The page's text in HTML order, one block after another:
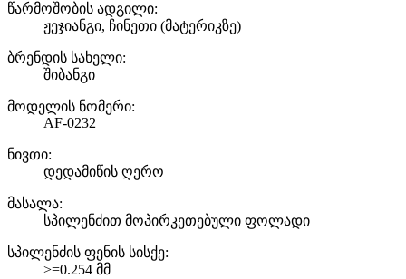
წარმოშობის ადგილი:
ჟეჯიანგი, ჩინეთი (მატერიკზე)
ბრენდის სახელი:
შიბანგი
მოდელის ნომერი:
AF-0232
ნივთი:
დედამიწის ღერო
მასალა:
სპილენძით მოპირკეთებული ფოლადი
სპილენძის ფენის სისქე:
>=0.254 მმ